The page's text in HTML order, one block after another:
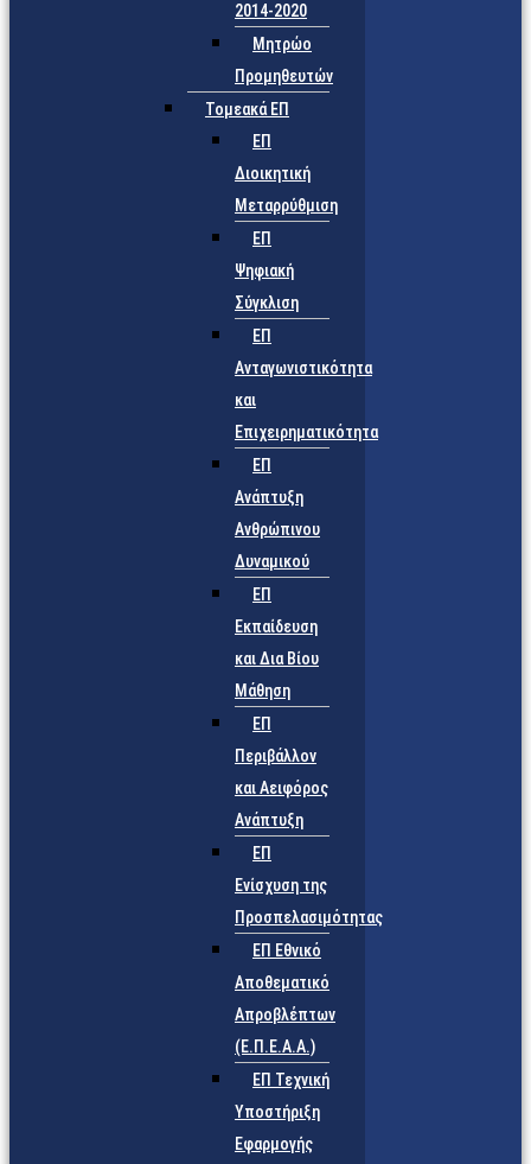
2014-2020
Μητρώο
Προμηθευτών
Τομεακά ΕΠ
ΕΠ
Διοικητική
Μεταρρύθμιση
ΕΠ
Ψηφιακή
Σύγκλιση
ΕΠ
Ανταγωνιστικότητα
και
Επιχειρηματικότητα
ΕΠ
Ανάπτυξη
Ανθρώπινου
Δυναμικού
ΕΠ
Εκπαίδευση
και Δια Βίου
Μάθηση
ΕΠ
Περιβάλλον
και Αειφόρος
Ανάπτυξη
ΕΠ
Ενίσχυση της
Προσπελασιμότητας
ΕΠ Εθνικό
Αποθεματικό
Απροβλέπτων
(Ε.Π.Ε.Α.Α.)
ΕΠ Τεχνική
Υποστήριξη
Εφαρμογής